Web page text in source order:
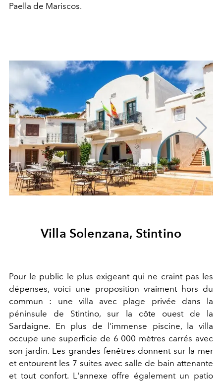
Paella de Mariscos.
Villa Solenzana, Stintino
Pour le public le plus exigeant qui ne craint pas les
dépenses, voici une proposition vraiment hors du
commun : une villa avec plage privée dans la
péninsule de Stintino, sur la côte ouest de la
Sardaigne. En plus de l'immense piscine, la villa
occupe une superficie de 6 000 mètres carrés avec
son jardin. Les grandes fenêtres donnent sur la mer
et entourent les 7 suites avec salle de bain attenante
et tout confort. L'annexe offre également un patio